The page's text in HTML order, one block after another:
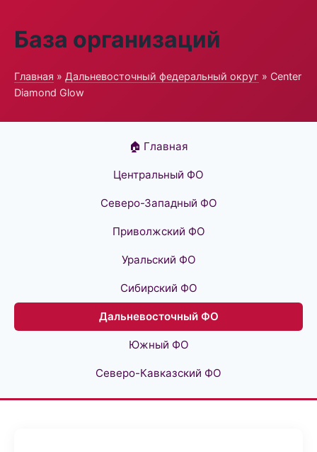
База организаций
Главная » Дальневосточный федеральный округ » Center
Diamond Glow
🏠 Главная
Центральный ФО
Северо-Западный ФО
Приволжский ФО
Уральский ФО
Сибирский ФО
Дальневосточный ФО
Южный ФО
Северо-Кавказский ФО